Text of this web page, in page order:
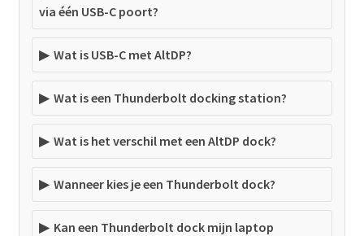
via één USB-C poort?
Wat is USB-C met AltDP?
Wat is een Thunderbolt docking station?
Wat is het verschil met een AltDP dock?
Wanneer kies je een Thunderbolt dock?
Kan een Thunderbolt dock mijn laptop